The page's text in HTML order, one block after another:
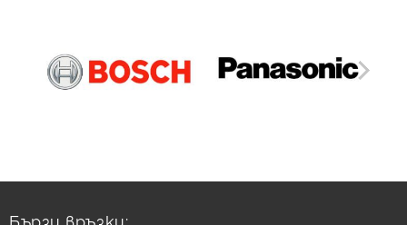
Бързи връзки: